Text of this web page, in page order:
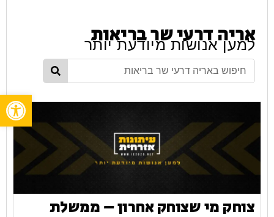
אריה דרעי שר בריאות
למען אנושות מיודעת יותר
צוחק מי שצוחק אחרון – ממשלת